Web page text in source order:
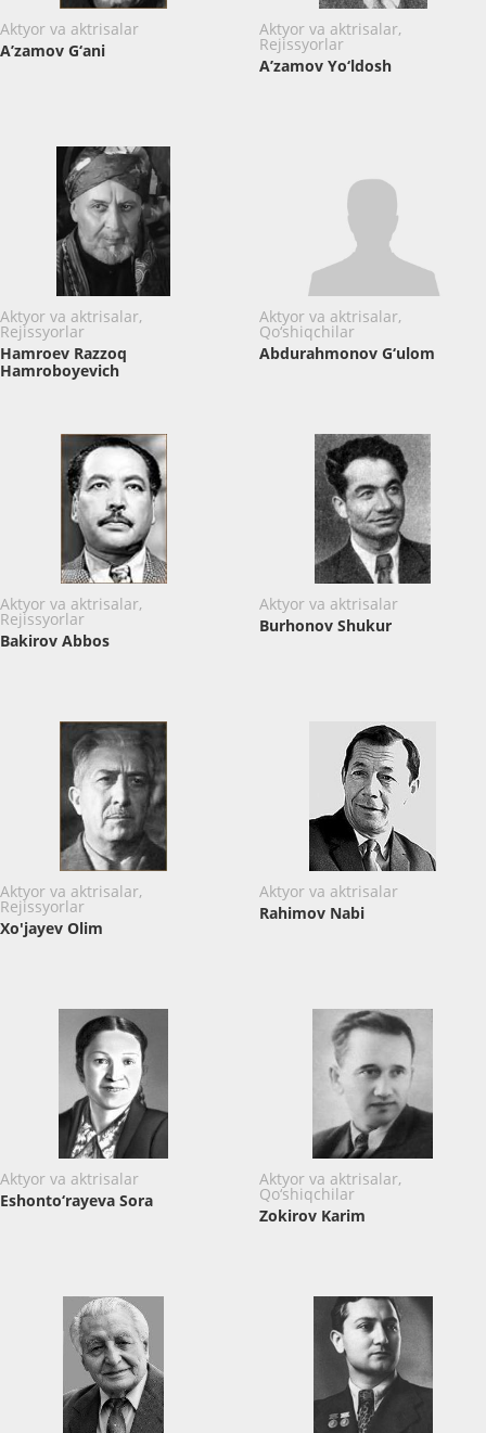
Aktyor va aktrisalar
A’zamov G‘ani
Aktyor va aktrisalar,
Rejissyorlar
A’zamov Yo‘ldosh
Aktyor va aktrisalar,
Rejissyorlar
Hamroev Razzoq
Hamroboyevich
Aktyor va aktrisalar,
Qo‘shiqchilar
Abdurahmonov G‘ulom
Aktyor va aktrisalar,
Rejissyorlar
Bakirov Abbos
Aktyor va aktrisalar
Burhonov Shukur
Aktyor va aktrisalar,
Rejissyorlar
Xo'jayev Olim
Aktyor va aktrisalar
Rahimov Nabi
Aktyor va aktrisalar
Eshonto‘rayeva Sora
Aktyor va aktrisalar,
Qo‘shiqchilar
Zokirov Karim